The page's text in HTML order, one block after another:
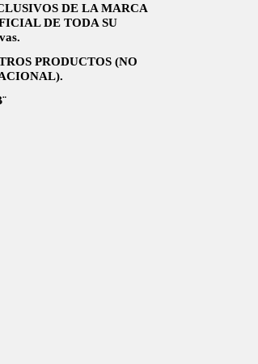
DE LA MARCA
DE TODA SU
PRODUCTOS (NO